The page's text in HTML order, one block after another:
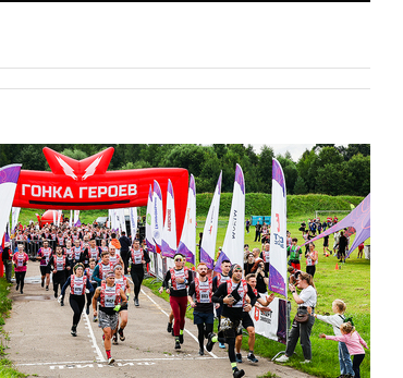
удмуртской «Ижавиа»
попросили уволиться
американец Гилман
находится при смерти
08:22 В Екатеринбурге
атакован склад Wildberries
07:52В Таиланде ученик
устроил стрельбу в школе:
есть жертвы
07:00Лесной пожар в 30
километрах от Ванкувера
привел к эвакуации жителей